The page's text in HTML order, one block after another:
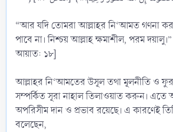
“আর যদি তোমরা আল্লাহর নি‘আমত গণনা
পাবে না। নিশ্চয় আল্লাহ ক্ষমাশীল, পরম
আয়াত: ১৮]
আল্লাহর নি‘আমতের উসূল তথা মূলনীতি ও
সম্পর্কিত সূরা নাহাল তিলাওয়াত করুন। এতে
অপরিসীম দান ও প্রভাব রয়েছে। এ কারণেই
বলেছেন,